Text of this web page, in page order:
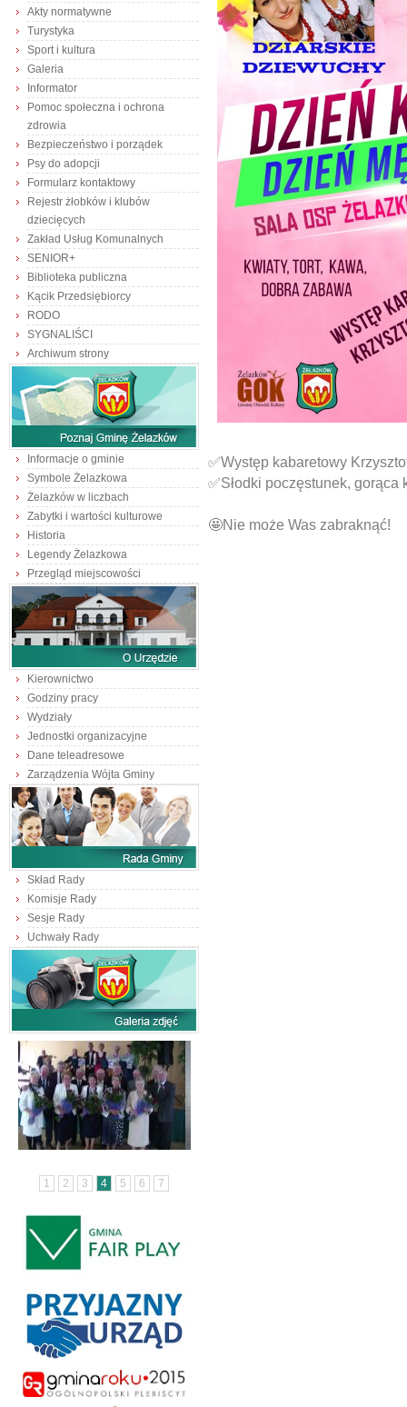
Akty normatywne
Turystyka
Sport i kultura
Galeria
Informator
Pomoc społeczna i ochrona
zdrowia
Bezpieczeństwo i porządek
Psy do adopcji
Formularz kontaktowy
Rejestr żłobków i klubów
dziecięcych
Zakład Usług Komunalnych
SENIOR+
Biblioteka publiczna
Kącik Przedsiębiorcy
RODO
SYGNALIŚCI
Archiwum strony
Informacje o gminie
Symbole Żelazkowa
Żelazków w liczbach
Zabytki i wartości kulturowe
Historia
Legendy Żelazkowa
Przegląd miejscowości
Kierownictwo
Godziny pracy
Wydziały
Jednostki organizacyjne
Dane teleadresowe
Zarządzenia Wójta Gminy
Skład Rady
Komisje Rady
Sesje Rady
Uchwały Rady
1 2 3 4 5 6 7
✅Występ kabaretowy
✅Słodki poczęstunek,
🤩Nie może Was zabraknąć!